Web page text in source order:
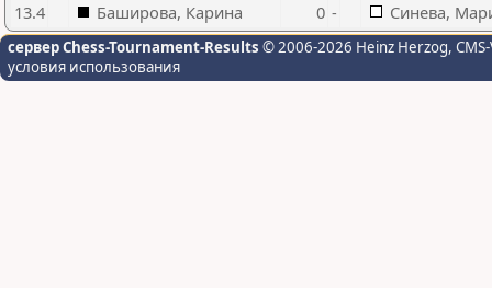
13.4 Баширова, Карина 0 - Синева,
сервер Chess-Tournament-Results © 2006-2026 Heinz Herzog,
условия использования